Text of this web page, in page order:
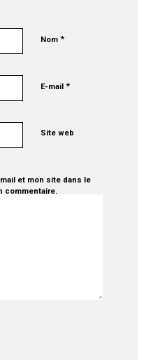
Nom*
E-mail*
Site web
et mon site dans le
commentaire.